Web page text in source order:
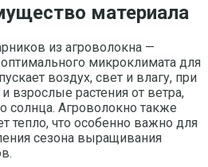
материала
из агроволокна —
микроклимата для
воздух, свет и влагу, при
взрослые растения от ветра,
солнца. Агроволокно также
тепло, что особенно важно для
сезона выращивания